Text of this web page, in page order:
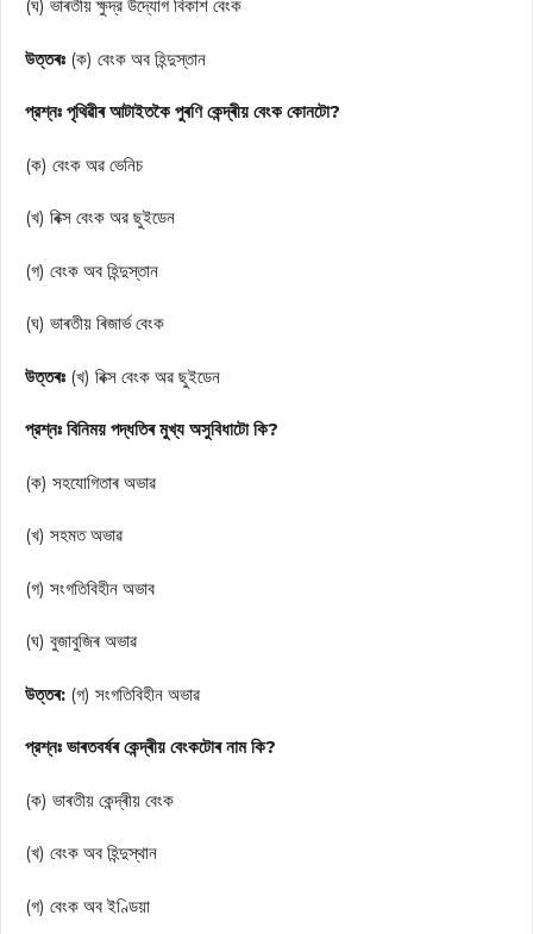
(ঘ) ভাৰতীয় ক্ষুদ্র উদ্যোগ বিকাশ বেংক
উত্তৰঃ (ক) বেংক অব হিন্দুস্তান
প্রশ্নঃ পৃথিৱীৰ আটাইতকৈ পুৰণি কেন্দ্ৰীয় বেংক কোনটো?
(ক) বেংক অৱ ভেনিচ
(খ) ৰিক্স বেংক অর ছুইডেন
(গ) বেংক অব হিন্দুস্তান
(ঘ) ভাৰতীয় ৰিজার্ভ বেংক
উত্তৰঃ (খ) বিক্স বেংক অৱ ছুইডেন
প্রশ্নঃ বিনিময় পদ্ধতিৰ মুখ্য অসুবিধাটো কি?
(ক) সহযোগিতাৰ অভাৱ
(খ) সহমত অভাৱ
(গ) সংগতিবিহীন অভাব
(ঘ) বুজাবুজিৰ অভাৱ
উত্তৰ: (গ) সংগতিবিহীন অভাৱ
প্রশ্নঃ ভাৰতবৰ্ষৰ কেন্দ্ৰীয় বেংকটোৰ নাম কি?
(ক) ভাৰতীয় কেন্দ্ৰীয় বেংক
(খ) বেংক অব হিন্দুস্থান
(গ) বেংক অব ইণ্ডিয়া